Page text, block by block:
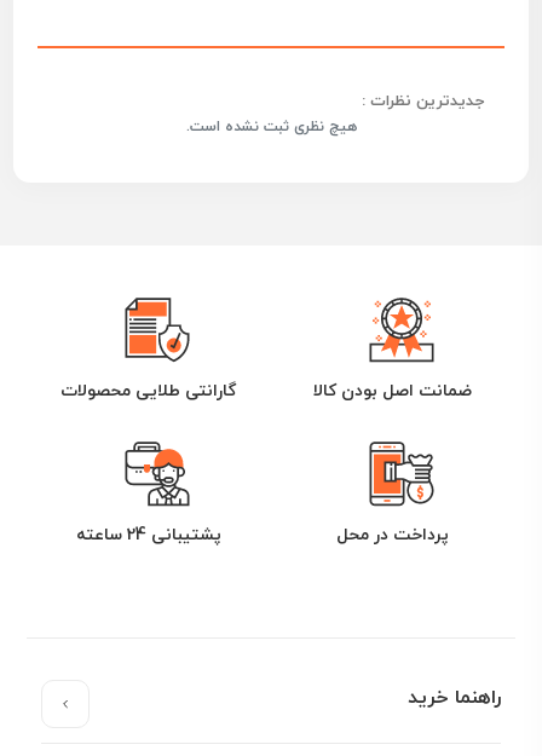
جدیدترین نظرات :
هیچ نظری ثبت نشده است.
ضمانت اصل بودن کالا گارانتی طلایی محصولات
پرداخت در محل پشتیبانی 24 ساعته
راهنما خرید